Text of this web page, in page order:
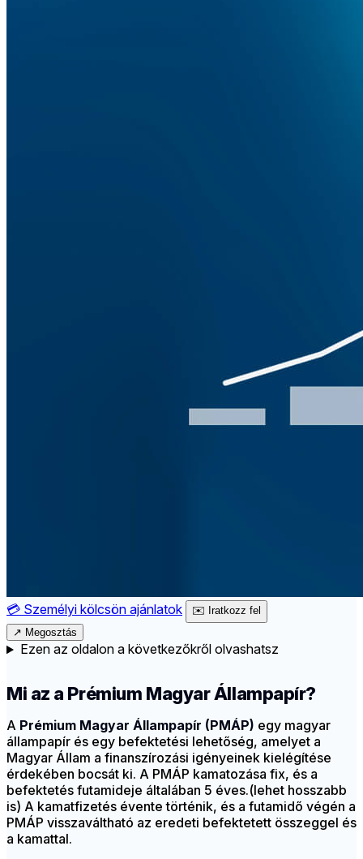
💳 Személyi kölcsön ajánlatok ✉️ Iratkozz fel
↗ Megosztás
Ezen az oldalon a következőkről olvashatsz
Mi az a Prémium Magyar Állampapír?
A Prémium Magyar Állampapír (PMÁP) egy magyar
állampapír és egy befektetési lehetőség, amelyet a
Magyar Állam a finanszírozási igényeinek kielégítése
érdekében bocsát ki. A PMÁP kamatozása fix, és a
befektetés futamideje általában 5 éves.(lehet hosszabb
is) A kamatfizetés évente történik, és a futamidő végén a
PMÁP visszaváltható az eredeti befektetett összeggel és
a kamattal.